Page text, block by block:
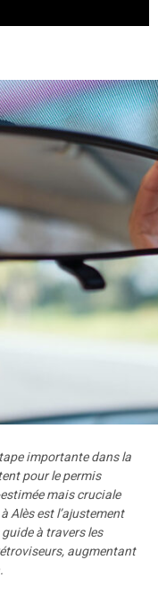
importante dans la
pour le permis
mais cruciale
Alès est l’ajustement
à travers les
augmentant